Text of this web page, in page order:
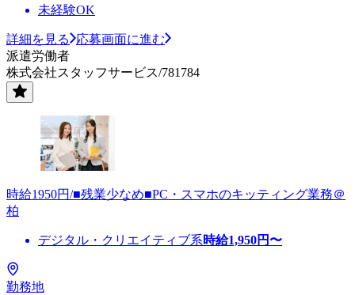
未経験OK
詳細を見る
応募画面に進む
派遣労働者
株式会社スタッフサービス/781784
時給1950円/■残業少なめ■PC・スマホのキッティング業務＠
柏
デジタル・クリエイティブ系時給1,950円〜
勤務地